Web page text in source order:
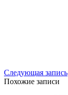
Следующая запись
Похожие записи